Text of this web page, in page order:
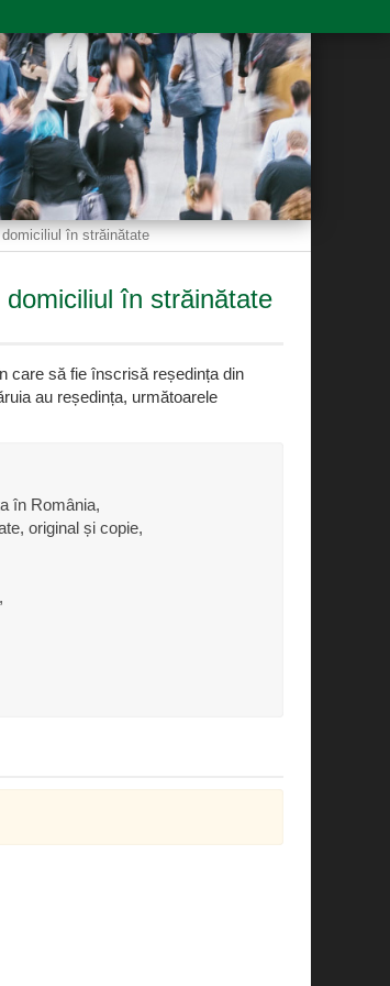
în străinătate
în străinătate
care să fie înscrisă reședința din
au reședința, următoarele
în România,
original și copie,